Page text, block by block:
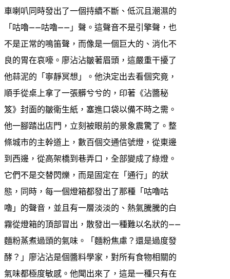
車喇叭同時發出了一個持續不斷、低沉且潮濕的
「咕嚕——咕嚕——」聲。這聲音不是引擎聲，也
不是正常的鳴笛聲，而像是一個巨大的、消化不
良的胃在哀嚎。廖沾沾皺著眉頭，這嚴重干擾了
他蒜泥的「寧靜冥想」。他決定出去看個究竟，
順手從桌上拿了一張髒兮兮的，印著《沾醬秘
笈》封面的皺衛生紙，塞進口袋以備不時之需。
他一腳踏出店門，立刻被眼前的景象震驚了。整
條城市的主幹道上，數百個交通信號燈，從東邊
到西邊，從高架橋到巷弄口，全部變成了綠燈。
它們不是交替閃爍，而是固定在「通行」的狀
態，同時，每一個燈箱都發出了那種「咕嚕咕
嚕」的聲音，並且有一層淡淡的、熱氣騰騰的白
霧從燈箱的頂部冒出，散發出一種難以名狀的——
麵粉蒸煮過頭的氣味。「麵粉焦慮？還是過度發
酵？」廖沾沾是個醬料學家，對所有食物相關的
氣味都極度敏感。他聞出來了，這是一種只有在